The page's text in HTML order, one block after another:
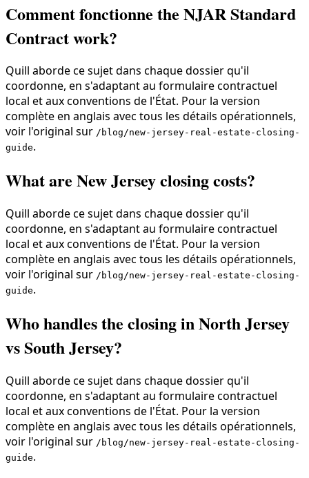
Comment fonctionne the NJAR Standard
Contract work?
Quill aborde ce sujet dans chaque dossier qu'il
coordonne, en s'adaptant au formulaire contractuel
local et aux conventions de l'État. Pour la version
complète en anglais avec tous les détails opérationnels,
voir l'original sur /blog/new-jersey-real-estate-closing-
guide.
What are New Jersey closing costs?
Quill aborde ce sujet dans chaque dossier qu'il
coordonne, en s'adaptant au formulaire contractuel
local et aux conventions de l'État. Pour la version
complète en anglais avec tous les détails opérationnels,
voir l'original sur /blog/new-jersey-real-estate-closing-
guide.
Who handles the closing in North Jersey
vs South Jersey?
Quill aborde ce sujet dans chaque dossier qu'il
coordonne, en s'adaptant au formulaire contractuel
local et aux conventions de l'État. Pour la version
complète en anglais avec tous les détails opérationnels,
voir l'original sur /blog/new-jersey-real-estate-closing-
guide.